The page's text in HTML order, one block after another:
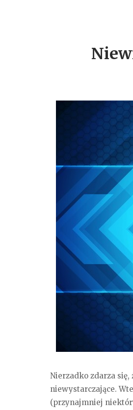
Nierzadko zdarza
niewystarczające.
(przynajmniej